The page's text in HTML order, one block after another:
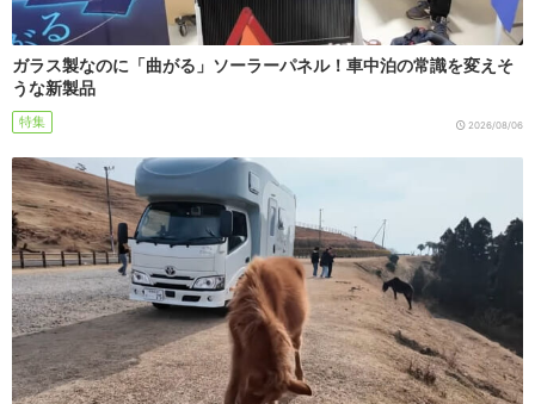
ガラス製なのに「曲がる」ソーラーパネル！車中泊の常識を変えそ
うな新製品
特集 2026/08/06